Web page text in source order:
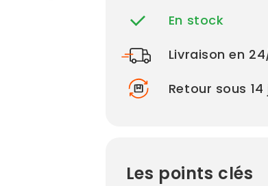
En stock
Livraison en
Retour sous 14
Les points clés